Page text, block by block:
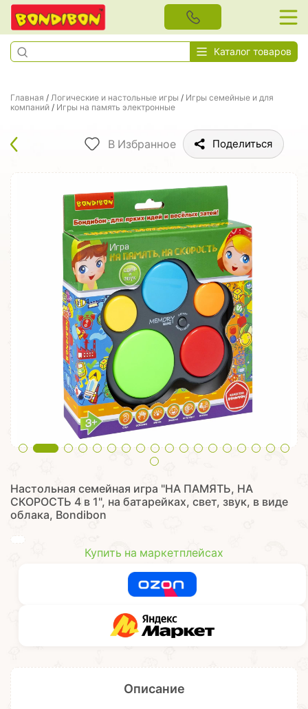
Каталог товаров
Главная / Логические и настольные игры / Игры семейные и для
компаний / Игры на память электронные
В Избранное Поделиться
Настольная семейная игра "НА ПАМЯТЬ, НА
СКОРОСТЬ 4 в 1", на батарейках, свет, звук, в виде
облака, Bondibon
Купить на маркетплейсах
Описание